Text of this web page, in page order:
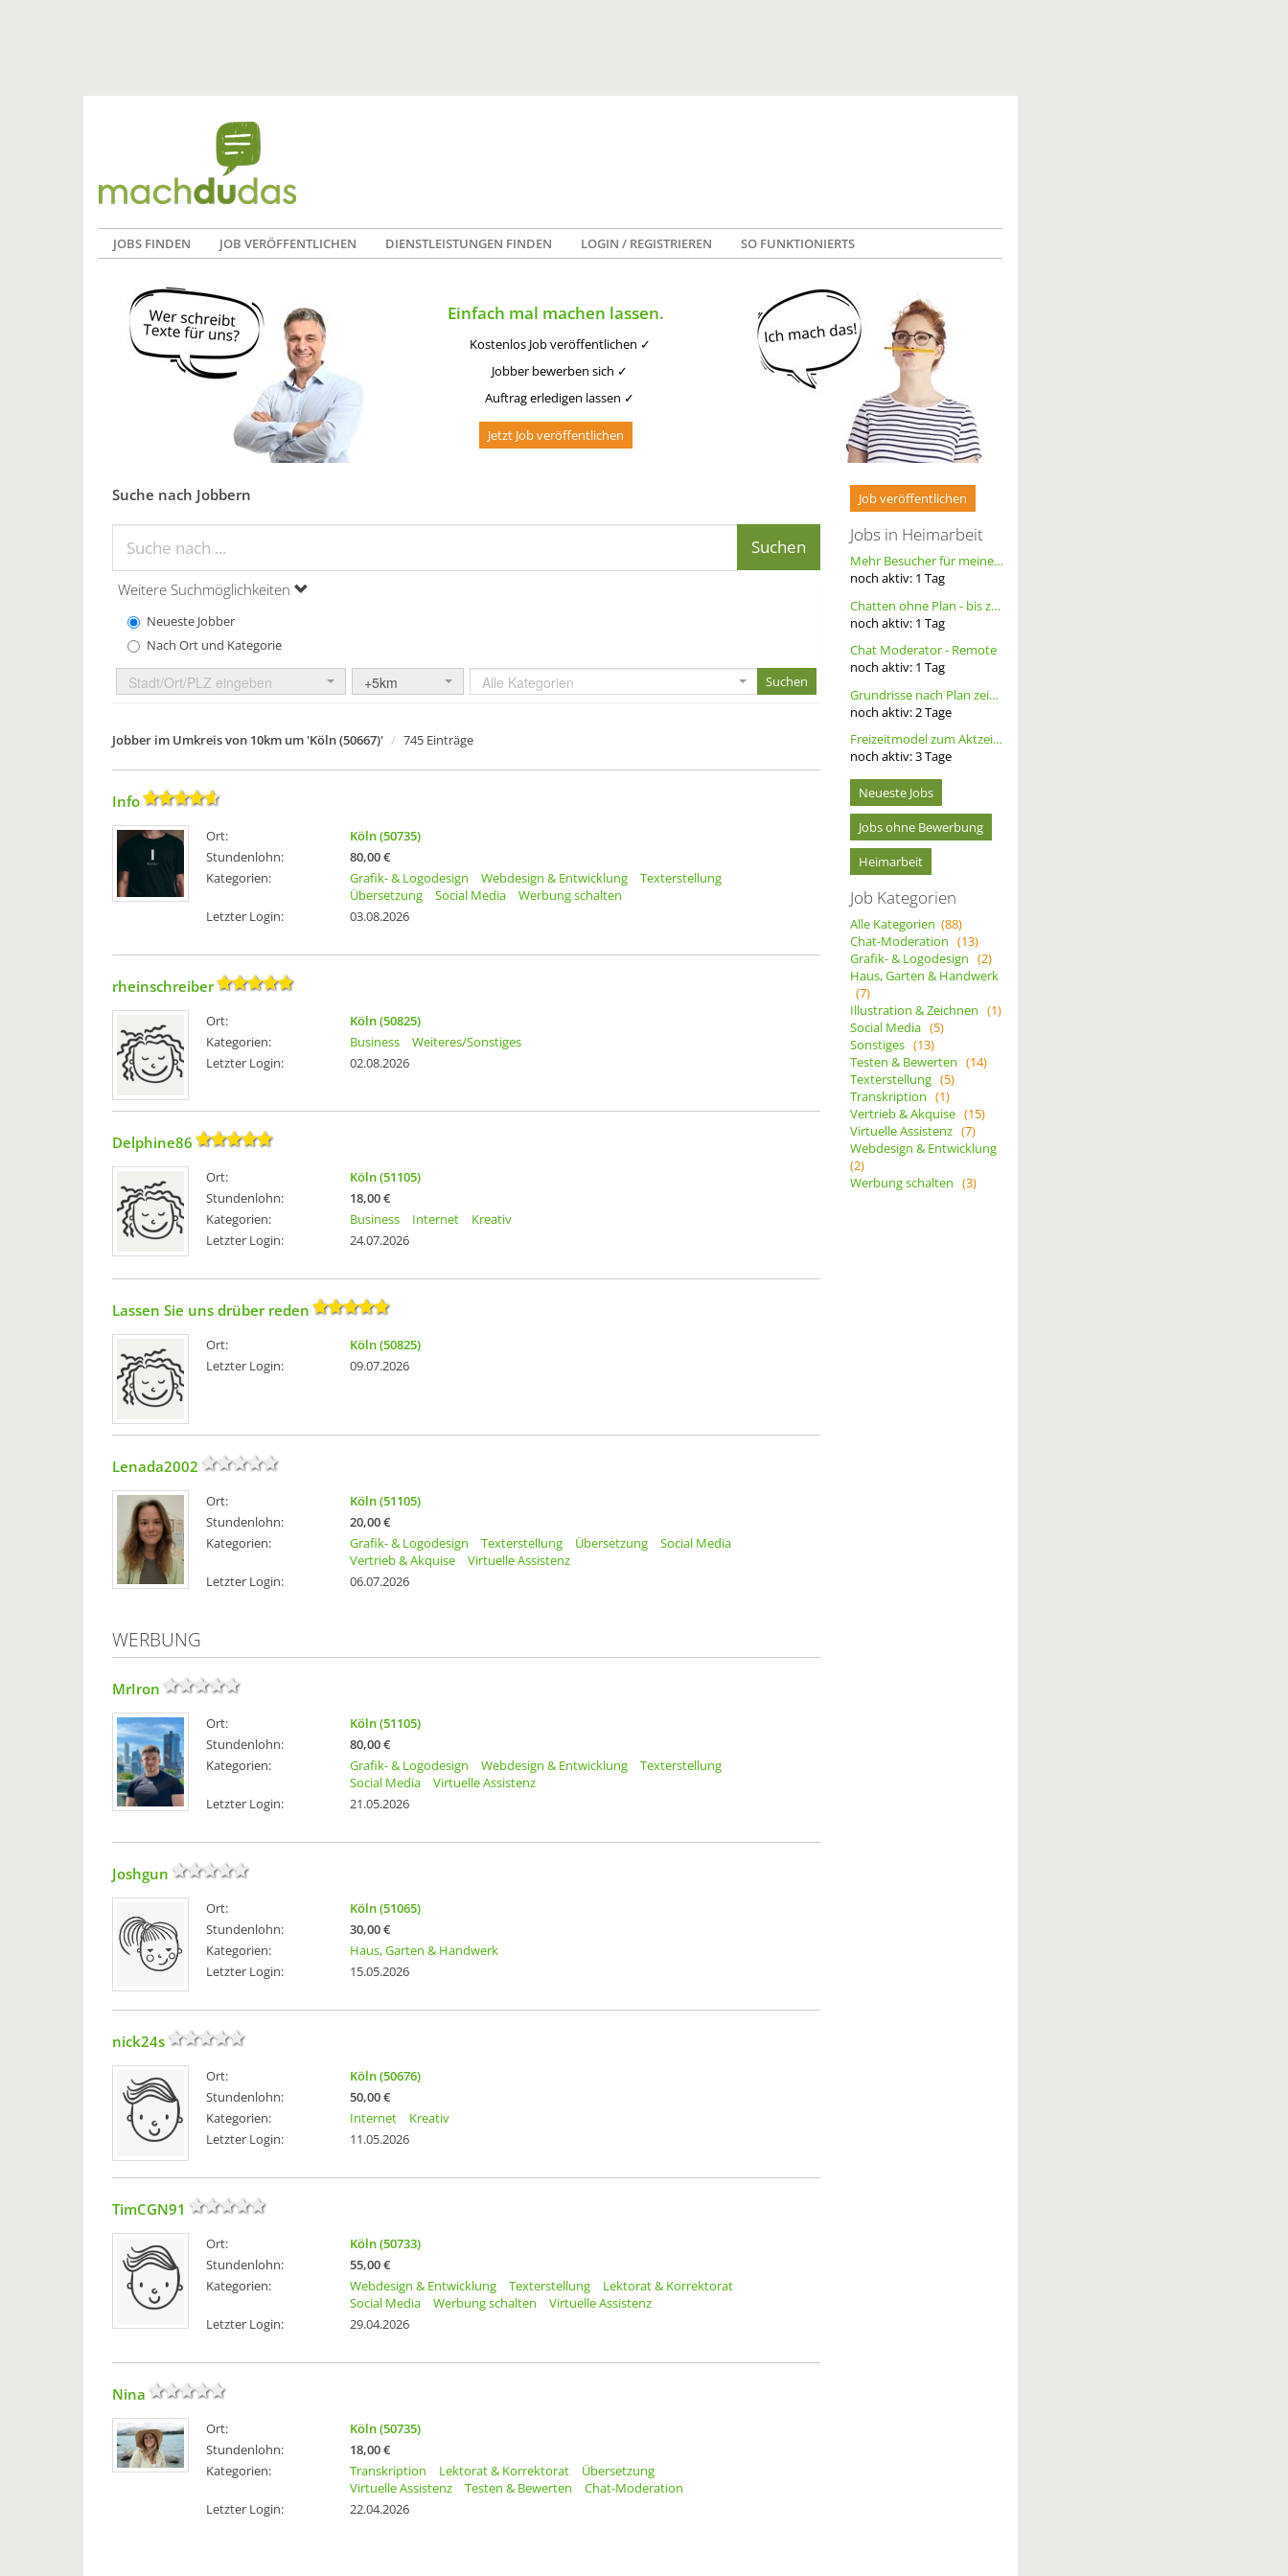
JOBS FINDEN JOB VERÖFFENTLICHEN DIENSTLEISTUNGEN FINDEN LOGIN / REGISTRIEREN SO FUNKTIONIERTS
Einfach mal machen lassen.
Kostenlos Job veröffentlichen ✓
Jobber bewerben sich ✓
Auftrag erledigen lassen ✓
Jetzt Job veröffentlichen
Suche nach Jobbern
Weitere Suchmöglichkeiten
Neueste Jobber
Nach Ort und Kategorie
Stadt/Ort/PLZ eingeben +5km Alle Kategorien
Jobber im Umkreis von 10km um 'Köln (50667)' 745 Einträge
Info
Ort:
Köln (50735)
Stundenlohn:
80,00 €
Kategorien:
Grafik- & Logodesign Webdesign & Entwicklung
Texterstellung
Übersetzung
Social Media
Werbung schalten
Letzter Login:
03.08.2026
rheinschreiber
Ort:
Köln (50825)
Kategorien:
Business
Weiteres/Sonstiges
Letzter Login:
02.08.2026
Delphine86
Ort:
Köln (51105)
Stundenlohn:
18,00 €
Kategorien:
Business Internet
Kreativ
Letzter Login:
24.07.2026
Lassen Sie uns drüber reden
Ort:
Köln (50825)
Letzter Login:
09.07.2026
Lenada2002
Ort:
Köln (51105)
Stundenlohn:
20,00 €
Kategorien:
Grafik- & Logodesign Texterstellung Übersetzung
Social Media
Vertrieb & Akquise
Virtuelle Assistenz
Letzter Login:
06.07.2026
WERBUNG
MrIron
Ort:
Köln (51105)
Stundenlohn:
80,00 €
Kategorien:
Grafik- & Logodesign Webdesign & Entwicklung
Texterstellung
Social Media
Virtuelle Assistenz
Letzter Login:
21.05.2026
Joshgun
Ort:
Köln (51065)
Stundenlohn:
30,00 €
Kategorien:
Haus, Garten & Handwerk
Letzter Login:
15.05.2026
nick24s
Ort:
Köln (50676)
Stundenlohn:
50,00 €
Kategorien:
Internet
Kreativ
Letzter Login:
11.05.2026
TimCGN91
Ort:
Köln (50733)
Stundenlohn:
55,00 €
Kategorien:
Webdesign & Entwicklung Texterstellung
Lektorat & Korrektorat
Social Media
Werbung schalten
Virtuelle Assistenz
Letzter Login:
29.04.2026
Nina
Ort:
Köln (50735)
Stundenlohn:
18,00 €
Kategorien:
Transkription Lektorat & Korrektorat
Übersetzung
Virtuelle Assistenz
Testen & Bewerten
Chat-Moderation
Letzter Login:
22.04.2026
Job veröffentlichen
Jobs in Heimarbeit
Mehr Besucher für meine Homepage. Alternative Werbung.
noch aktiv: 1 Tag
Chatten ohne Plan - bis zu 20 Ct. pro Out – ortsunabhängig - wöchentliche Auszahlung
noch aktiv: 1 Tag
Chat Moderator - Remote
noch aktiv: 1 Tag
Grundrisse nach Plan zeichnen
noch aktiv: 2Tage
Freizeitmodel zum Aktzeichnen/- Fotografie gesucht, tfp
noch aktiv:3Tage
Neueste Jobs
Jobs ohne Bewerbung
Heimarbeit
Job Kategorien
Alle Kategorien (88)
Chat-Moderation (13)
Grafik- & Logodesign (2)
Haus, Garten & Handwerk
(7)
Illustration & Zeichnen (1)
Social Media (5)
Sonstiges (13)
Testen & Bewerten (14)
Texterstellung (5)
Transkription (1)
Vertrieb & Akquise (15)
Virtuelle Assistenz (7)
Webdesign & Entwicklung
(2)
Werbung schalten (3)